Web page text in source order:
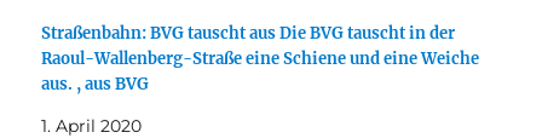
Straßenbahn: BVG tauscht aus Die BVG tauscht in der
Raoul-Wallenberg-Straße eine Schiene und eine Weiche
aus. , aus BVG
1. April 2020